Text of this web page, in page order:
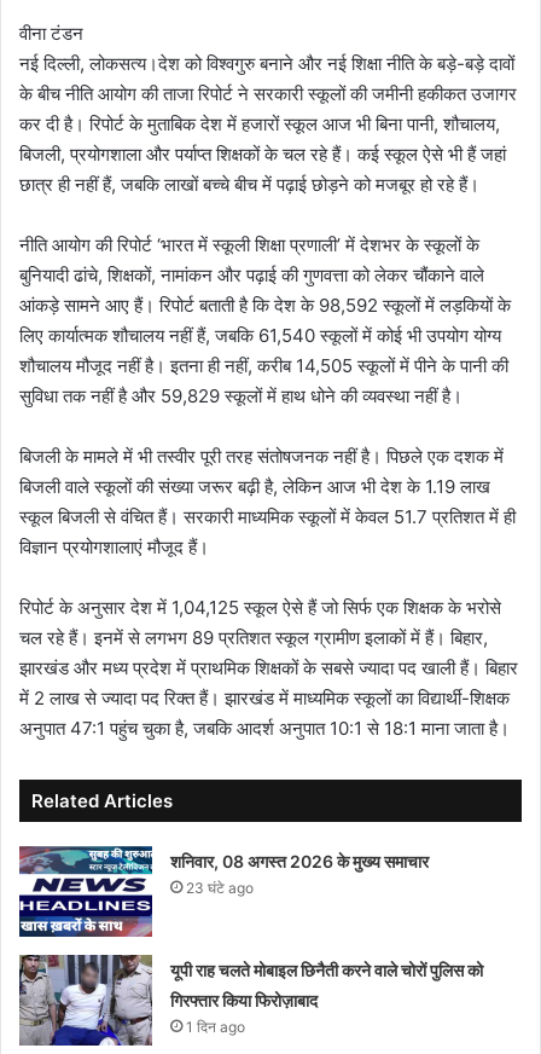
वीना टंडन
नई दिल्ली, लोकसत्य।देश को विश्वगुरु बनाने और नई शिक्षा नीति के बड़े-बड़े दावों
के बीच नीति आयोग की ताजा रिपोर्ट ने सरकारी स्कूलों की जमीनी हकीकत उजागर
कर दी है। रिपोर्ट के मुताबिक देश में हजारों स्कूल आज भी बिना पानी, शौचालय,
बिजली, प्रयोगशाला और पर्याप्त शिक्षकों के चल रहे हैं। कई स्कूल ऐसे भी हैं जहां
छात्र ही नहीं हैं, जबकि लाखों बच्चे बीच में पढ़ाई छोड़ने को मजबूर हो रहे हैं।
नीति आयोग की रिपोर्ट ‘भारत में स्कूली शिक्षा प्रणाली’ में देशभर के स्कूलों के
बुनियादी ढांचे, शिक्षकों, नामांकन और पढ़ाई की गुणवत्ता को लेकर चौंकाने वाले
आंकड़े सामने आए हैं। रिपोर्ट बताती है कि देश के 98,592 स्कूलों में लड़कियों के
लिए कार्यात्मक शौचालय नहीं हैं, जबकि 61,540 स्कूलों में कोई भी उपयोग योग्य
शौचालय मौजूद नहीं है। इतना ही नहीं, करीब 14,505 स्कूलों में पीने के पानी की
सुविधा तक नहीं है और 59,829 स्कूलों में हाथ धोने की व्यवस्था नहीं है।
बिजली के मामले में भी तस्वीर पूरी तरह संतोषजनक नहीं है। पिछले एक दशक में
बिजली वाले स्कूलों की संख्या जरूर बढ़ी है, लेकिन आज भी देश के 1.19 लाख
स्कूल बिजली से वंचित हैं। सरकारी माध्यमिक स्कूलों में केवल 51.7 प्रतिशत में ही
विज्ञान प्रयोगशालाएं मौजूद हैं।
रिपोर्ट के अनुसार देश में 1,04,125 स्कूल ऐसे हैं जो सिर्फ एक शिक्षक के भरोसे
चल रहे हैं। इनमें से लगभग 89 प्रतिशत स्कूल ग्रामीण इलाकों में हैं। बिहार,
झारखंड और मध्य प्रदेश में प्राथमिक शिक्षकों के सबसे ज्यादा पद खाली हैं। बिहार
में 2 लाख से ज्यादा पद रिक्त हैं। झारखंड में माध्यमिक स्कूलों का विद्यार्थी-शिक्षक
अनुपात 47:1 पहुंच चुका है, जबकि आदर्श अनुपात 10:1 से 18:1 माना जाता है।
Related Articles
शनिवार, 08 अगस्त 2026 के मुख्य समाचार
23 घंटे ago
यूपी राह चलते मोबाइल छिनैती करने वाले चोरों पुलिस को
गिरफ्तार किया फिरोज़ाबाद
1 दिन ago